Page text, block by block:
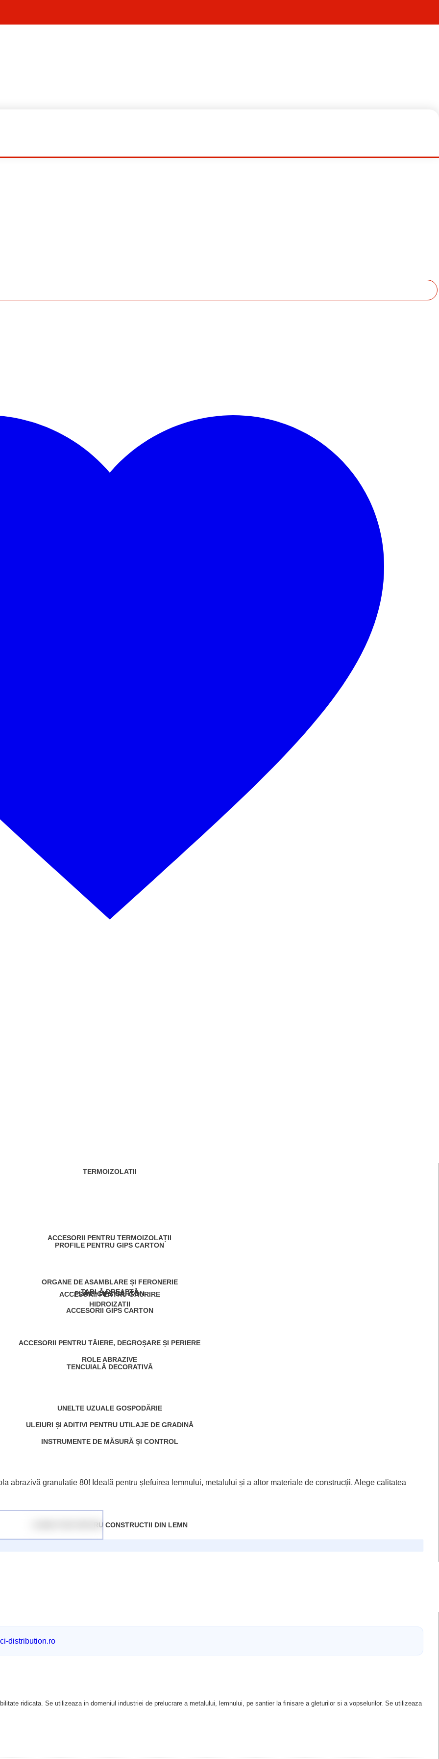
TERMOIZOLATII
ACCESORII PENTRU TERMOIZOLAȚII
HIDROIZATII
TABLĂ DREAPTĂ
PROFILE PENTRU GIPS CARTON
PLĂCI GIPS CARTON
ACCESORII GIPS CARTON
TENCUIALĂ DECORATIVĂ
ORGANE DE ASAMBLARE ȘI FERONERIE
CONECTORI PENTRU CONSTRUCTII DIN LEMN
ACCESORII PENTRU GĂURIRE
ACCESORII PENTRU TĂIERE, DEGROȘARE ȘI PERIERE
ROLE ABRAZIVE
UNELTE UZUALE GOSPODĂRIE
ULEIURI ȘI ADITIVI PENTRU UTILAJE DE GRADINĂ
INSTRUMENTE DE MĂSURĂ ȘI CONTROL
abrazivă granulatie 80! Ideală pentru șlefuirea lemnului, metalului și a altor materiale de construcții. Alege calitatea
distribution.ro
ridicata. Se utilizeaza in domeniul industriei de prelucrare a metalului, lemnului, pe santier la finisare a gleturilor si a vopselurilor. Se utilizeaza